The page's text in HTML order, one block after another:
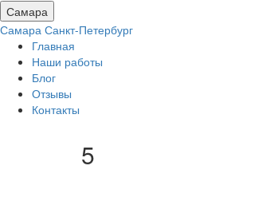
Самара
Самара Санкт-Петербург
Главная
Наши работы
Блог
Отзывы
Контакты
5